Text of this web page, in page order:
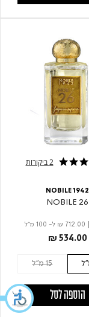
2 ביקורות
NOBILE 1942
NOBILE 26
₪ 712.00 ל- 100 מ"ל
₪ 534.00
15 מ"ל
הוספה לסל